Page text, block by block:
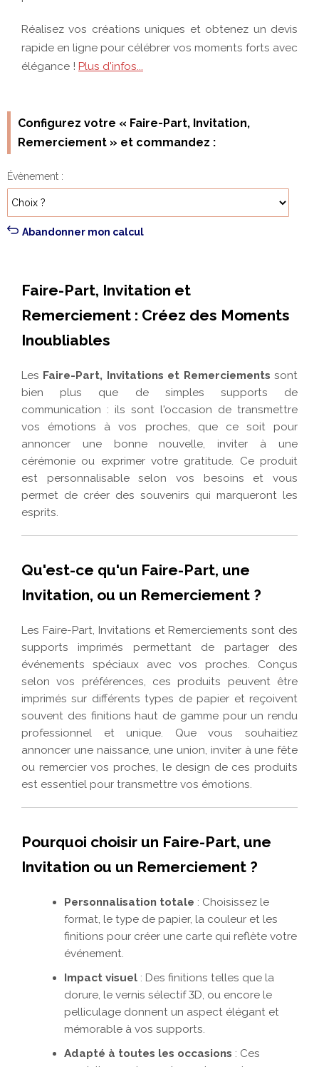
Configurez votre « Faire-Part, Invitation,
Remerciement » et commandez :
Évènement
Abandonner mon calcul